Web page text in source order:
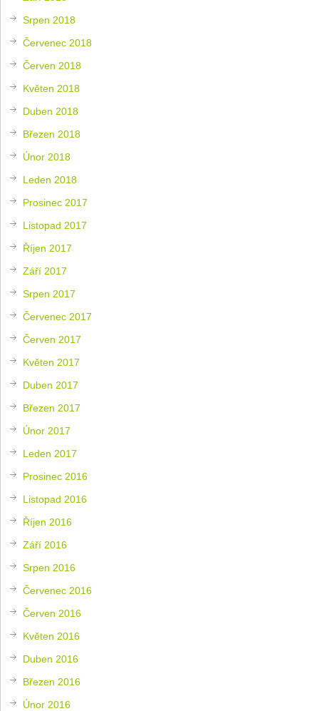
Srpen 2018
Červenec 2018
Červen 2018
Květen 2018
Duben 2018
Březen 2018
Únor 2018
Leden 2018
Prosinec 2017
Listopad 2017
Říjen 2017
Září 2017
Srpen 2017
Červenec 2017
Červen 2017
Květen 2017
Duben 2017
Březen 2017
Únor 2017
Leden 2017
Prosinec 2016
Listopad 2016
Říjen 2016
Září 2016
Srpen 2016
Červenec 2016
Červen 2016
Květen 2016
Duben 2016
Březen 2016
Únor 2016